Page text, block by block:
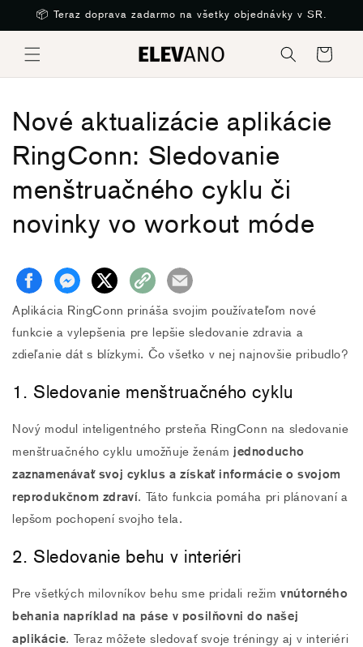
Preskočiť
na obsah
📦 Teraz doprava zadarmo na všetky objednávky v SR.
Košík
Nové aktualizácie aplikácie
RingConn: Sledovanie
menštruačného cyklu či
novinky vo workout móde
Aplikácia RingConn prináša svojim používateľom nové
funkcie a vylepšenia pre lepšie sledovanie zdravia a
zdieľanie dát s blízkymi. Čo všetko v nej najnovšie pribudlo?
1. Sledovanie menštruačného cyklu
Nový modul inteligentného prsteňa RingConn na sledovanie
menštruačného cyklu umožňuje ženám jednoducho
zaznamenávať svoj cyklus a získať informácie o svojom
reprodukčnom zdraví. Táto funkcia pomáha pri plánovaní a
lepšom pochopení svojho tela.
2. Sledovanie behu v interiéri
Pre všetkých milovníkov behu sme pridali režimvnútorného
behania napríklad na páse v posilňovni do našej
aplikácie. Teraz môžete sledovať svoje tréningy aj v interiéri